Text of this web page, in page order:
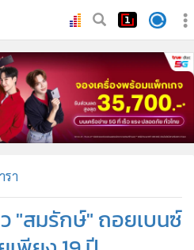
รา
"สมรักษ์" ถอยเบนซ์